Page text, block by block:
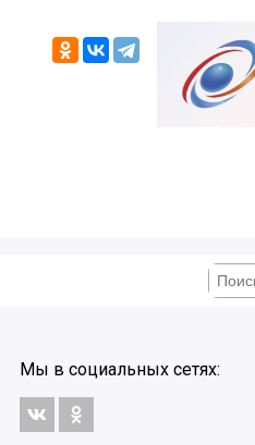
Мы в социальных сетях: